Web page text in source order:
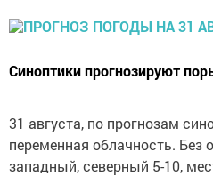
Синоптики прогнозируют
31 августа, по прогнозам
переменная облачность. Без
западный, северный 5-10,